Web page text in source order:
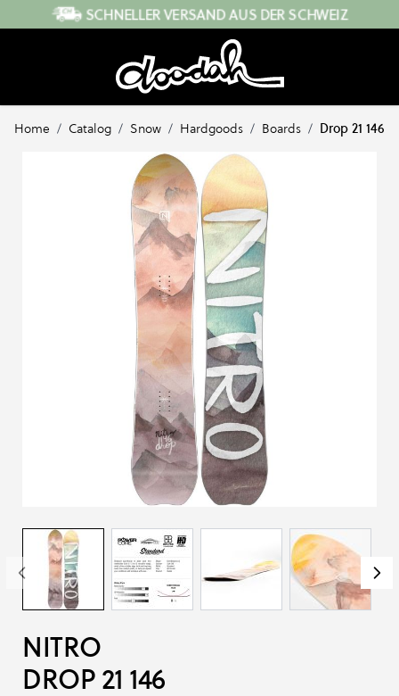
Direkt zum InhaltSCHNELLER VERSAND AUS DER SCHWEIZ
Home / Catalog / Snow / Hardgoods / Boards / Drop 21 146
NITRO
DROP 21 146